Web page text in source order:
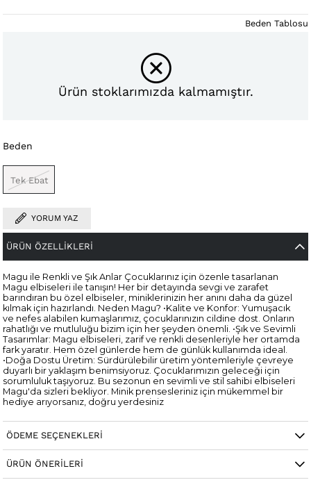
Ürün stoklarımızda kalmamıştır.
Beden
Tek Ebat
Beden Tablosu
YORUM YAZ
ÜRÜN ÖZELLIKLERI
Magu ile Renkli ve Şık Anlar Çocuklarınız için özenle tasarlanan
Magu elbiseleri ile tanışın! Her bir detayında sevgi ve zarafet
barındıran bu özel elbiseler, miniklerinizin her anını daha da güzel
kılmak için hazırlandı. Neden Magu? •Kalite ve Konfor: Yumuşacık
ve nefes alabilen kumaşlarımız, çocuklarınızın cildine dost. Onların
rahatlığı ve mutluluğu bizim için her şeyden önemli. •Şık ve Sevimli
Tasarımlar: Magu elbiseleri, zarif ve renkli desenleriyle her ortamda
fark yaratır. Hem özel günlerde hem de günlük kullanımda ideal.
•Doğa Dostu Üretim: Sürdürülebilir üretim yöntemleriyle çevreye
duyarlı bir yaklaşım benimsiyoruz. Çocuklarımızın geleceği için
sorumluluk taşıyoruz. Bu sezonun en sevimli ve stil sahibi elbiseleri
Magu'da sizleri bekliyor. Minik prensesleriniz için mükemmel bir
hediye arıyorsanız, doğru yerdesiniz
ÖDEME SEÇENEKLERI
ÜRÜN ÖNERILERI